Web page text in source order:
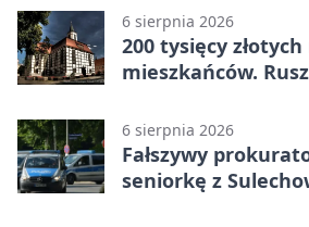
6 sierpnia 2026
200 tysięcy złotych
mieszkańców.
6 sierpnia 2026
Fałszywy
seniorkę z